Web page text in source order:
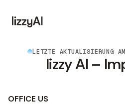
LETZTE AKTUALISIERUNG
lizzy AI –
OFFICE US